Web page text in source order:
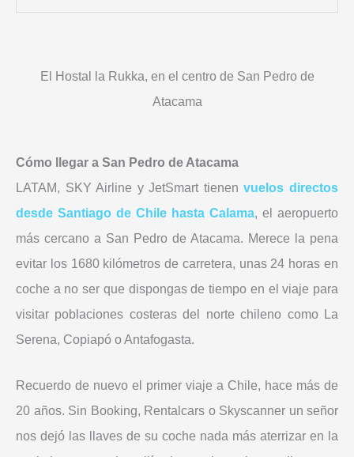
El Hostal la Rukka, en el centro de San Pedro de
Atacama
Cómo llegar a San Pedro de Atacama
LATAM, SKY Airline y JetSmart tienenvuelos directos
desde Santiago de Chile hasta Calama, el aeropuerto
más cercano a San Pedro de Atacama. Merece la pena
evitar los 1680 kilómetros de carretera, unas 24 horas en
coche a no ser que dispongas de tiempo en el viaje para
visitar poblaciones costeras del norte chileno como La
Serena, Copiapó o Antafogasta.
Recuerdo de nuevo el primer viaje a Chile, hace más de
20 años. Sin Booking, Rentalcars o Skyscanner un señor
nos dejó las llaves de su coche nada más aterrizar en la